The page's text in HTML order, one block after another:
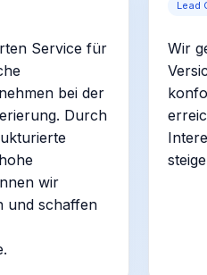
Service für
bei der
Durch
wir
und schaffen
Lead
Wir